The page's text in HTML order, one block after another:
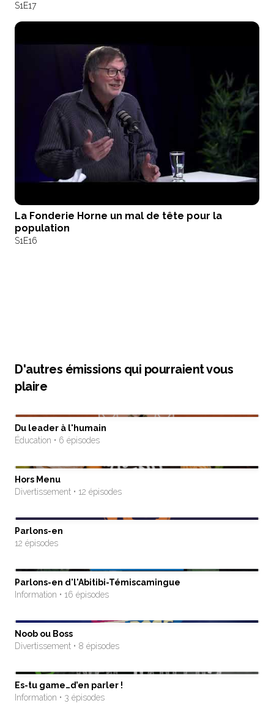
S1E17
La Fonderie Horne un mal de tête pour la
population
S1E16
D'autres émissions qui pourraient vous
plaire
Du leader à l'humain
Éducation • 6 épisodes
Hors Menu
Divertissement • 12 épisodes
Parlons-en
12 épisodes
Parlons-en d'l'Abitibi-Témiscamingue
Information • 16 épisodes
Noob ou Boss
Divertissement • 8 épisodes
Es-tu game…d’en parler !
Information • 3 épisodes